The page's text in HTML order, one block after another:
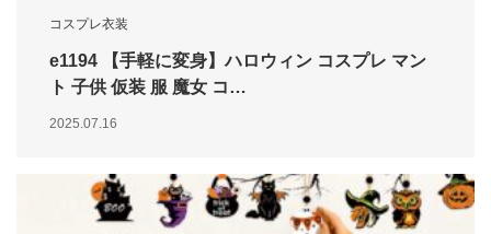
コスプレ衣装
e1194 【手軽に変身】ハロウィン コスプレ マン
ト 子供 仮装 服 魔女 コ…
2025.07.16